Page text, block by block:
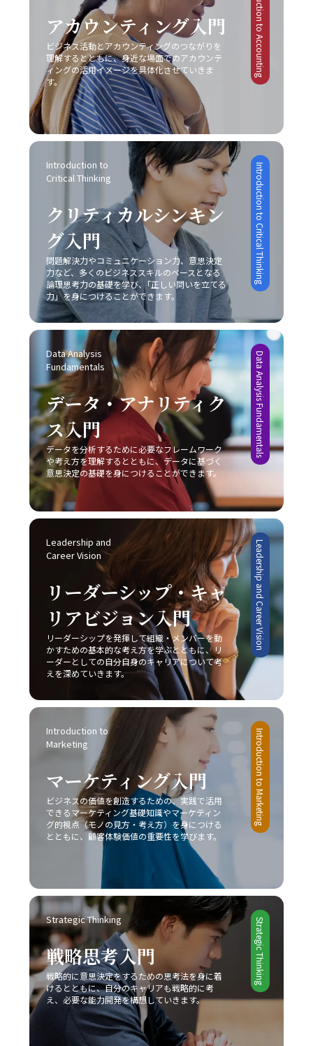
す。最終的に、若手ビジネスマンにとって重要なのは、一
方的なコミュニケーションではなく、双方の意図や認識を
共有しあう姿勢です。今回ご紹介したポイントを実践し、
「仕事で話が噛み合わない人との対処法」を日常の業務に
取り入れることで、組織内の信頼関係の再構築や業務効率
の向上を実現できるでしょう。常に自己のコミュニケーシ
ョンスキルを磨き、効果的な意思疎通を心がけることが、
ビジネスパーソンとしての成長に直結する重要な要素とな
ります。
の持つ特性や限界を理解し、状況に合わせた柔軟な対応が
必要不可欠となります。こうした注意点を踏まえて、自己
のコミュニケーション能力を継続的にブラッシュアップし
ていくことが、キャリアの成長に繋がるのです。 まとめ
本記事では、「ビジネスにおけるコミュニケーション能
力」における重要性と、その構成要素、さらには具体的な
現場での実践方法と注意点について解説しました。現代ビ
ジネスにおいて、コミュニケーションは単なる情報伝達で
はなく、相手に行動変容を促すための極めて高度なスキル
であり、論理的思考、感情表現、非言語的伝達、そして状
況に応じた柔軟な対応が求められます。特に、若手ビジネ
スマンはこの能力を磨くことで、上司や同僚、さらには対
外のステークホルダーとの信頼関係を築き、組織全体の業
績向上や自らのキャリアアップに直結させることが可能と
なります。 また、コミュニケーションの成功は意識的な目
的設定と適切な手法の選択に依存するため、日々の業務の
中で自らの発言や対話を振り返り、どのように相手に伝わ
っているかを検証する姿勢が不可欠です。若手ビジネスマ
ンとしては、まずは基本的なスキルを習得し、実践を重ね
ながら「論理」と「感情」のバランスを追求することが、
信頼構築および成果創出への近道であると言えます。今後
も、技術の進化とグローバル化が進む中で、多様なコミュ
ニケーション手法を状況に応じて使い分けるセンスを養
い、柔軟な対応力を持つことが求められるでしょう。 最終
的に、「ビジネスにおけるコミュニケーション能力」にお
ける本質は、発信者が目的を明確にし、受信者がその意図
を正確に理解するという双方の協調です。これを実現する
ためには、日々の実務の中での振り返りと研鑽が不可欠で
あり、自らのコミュニケーションスタイルを磨き上げるこ
とが、結果として組織全体のパフォーマンス向上に繋がる
のです。自分自身の成長と共に、組織全体での良好な情報
共有が促進されることにより、ビジネスの現場における成
果が確実に向上するでしょう。
激戦区でのシェア確保に大きな課題を突きつけられまし
た。これらの事例は、レッドオーシャンの戦い方において
は、単なるコスト削減や市場模倣だけでは不十分であり、
明確な差別化戦略と自社の独自性の追求が不可欠であるこ
とを示しています。 レッドオーシャンとブルーオーシャン
の使い分け レッドオーシャン市場における戦略と対比し
て、ブルーオーシャン戦略は競争のない新たな市場の創出
を目指すアプローチです。ブルーオーシャンでは、既存市
場の枠にとらわれずに新規需要を発掘することが重視され
るため、一見すると魅力的な選択肢に映ります。しかし、
どちらの戦略を採用するかは、自社の経営資源、強み、さ
らには市場環境の成熟度によって大きく左右されるため、
慎重な分析が求められます。レッドオーシャンの戦い方に
おいては、既存市場で確固たる地位を築くために、いかに
自社の独自性を打ち出し、競合他社との差別化を成功させ
るかが非常に重要な要素となります。 具体例として、大手
家電メーカーが技術力と広範な販売網という強みを持ちな
がらも、成熟市場での競争に挑むケースや、ベンチャー企
業が限定されたリソースを最大限に活かしてニッチ市場で
新たな需要を創造するケースなど、各企業は自社の特性に
応じた戦略を展開しています。このような事例からも、ど
の市場戦略を採るにしても、常に自社の強みと市場環境の
両面を的確に把握し、その上でレッドオーシャンの戦い方
を実践することが成功の鍵であることが明らかです。 実践
に向けた心構えと今後の展望 レッドオーシャンの戦い方を
実践するためには、単なる理論や事例の学習に留まらず、
実際のビジネス現場での迅速な対応と継続的な改善が求め
られます。まず、自社の強みや改善点を冷静に分析し、ど
の戦略が最も有効であるかを判断することが重要です。ま
た、顧客のニーズや市場動向の変化に敏感であること、そ
して柔軟な戦略の見直しが不可欠となります。市場は常に
変動し続けており、今日の成功が明日の成功を保証するも
のではないため、レッドオーシャンの戦い方においては常
に革新と挑戦の姿勢を維持しなければなりません。 今後、
AIやIoT、さらにはブロックチェーン技術など最先端技術の
進展が加速することで、ビジネス環境は一層複雑化すると
みられます。しかし、このような変動期においては、逆に
新たなビジネスモデルや市場ニーズが生まれるチャンスも
多く存在します。将来的には、従来のレッドオーシャンの
戦い方に加え、テクノロジーを駆使したデジタル戦略との
融合が、企業の競争力を左右する重要な要素となることは
間違いありません。そのため、今のうちから情報収集や市
場分析に注力し、柔軟かつ先見性のある戦略を構築するこ
とが求められます。 まとめ 本記事では、2025年という変
革の時代において、20代の若手ビジネスマンが直面する厳
しい市場環境の中で、「レッドオーシャンの戦い方」の重
要性とその具体的な戦略について解説してきました。レッ
ドオーシャンとは、既存市場における激しい競争環境を指
し、価格競争や限られた市場シェア、利益率の低下といっ
たリスクが伴います。このような中で成功するためには、
他社との差別化、コストリーダーシップ、ニッチ戦略など
自社の強みを最大限に活かすアプローチが不可欠です。ま
た、デジタル技術や最新の市場動向を取り入れることで、
従来の戦略だけでなく新たなビジネスモデルの構築が求め
られています。 今後のビジネスシーンは、一層熾烈な競争
と急速な市場変化が予想されるため、レッドオーシャン 戦
い方においても、常に柔軟な発想と先を見据えた戦略が必
要です。成功事例に見ると、スターバックス、コカ・コー
ラ、トヨタ自動車などが、自社の独自性を武器にして激戦
区を勝ち抜いていることからも、自社の強みをしっかりと
把握し、独自の価値提案を行うことの重要性が理解できる
でしょう。さらに、競合他社との違いを明確にし、適切な
タイミングで戦略の見直しと改善を図ることで、どのよう
な厳しい市場環境でも勝利を掴むことが可能となります。
最終的に、レッドオーシャンの戦い方においては、単なる
生存戦略ではなく、今後も持続的な成長を実現するための
基盤として、企業やビジネスパーソン自身が常に学び、挑
戦し続ける姿勢が求められます。現代の急激な変革期にお
いて、若手ビジネスマンが自らのキャリアと企業の成長を
支えるためにも、戦略的思考と柔軟な対応力を身につけ、
レッドオーシャンの荒波を乗り越えるための確固たる手法
要因が絡み合っているため、多角的な視点からの対策が必
要不可欠です。 ビジネス現場では、タスクを早期に処理す
る仕組みや、効率的なスケジュール管理システムの導入も
推奨されています。現代のITツールを活用し、リマインダ
ー機能やタイムマネジメントアプリを上手に利用すること
で、先延ばし癖を改善する一助となります。ただし、こう
したツールも万能ではなく、自身の内面的な問題と向き合
い、根本的な解決策を模索しなければ、「後回し癖 改善」
は真の意味で実現されないでしょう。 まとめ 「後回し癖
の改善」は、20代の若手ビジネスマンにとって極めて重要
なテーマです。タスクの先延ばしは、自己効力感の低下、
ストレスの蓄積、生産性の低下、さらにはキャリアの成長
機会の逸失といった深刻な影響を及ぼします。そのため、
自己管理能力の向上を図るためには、まず自分自身の心理
的背景や業務環境を冷静に分析することが不可欠です。ま
た、具体的な改善策としては、以下の8つの方法が有効で
あると考えられます。 まず、「とりあえずはじめてみる」
というシンプルながらも強力な方法があります。初動の一
歩を踏み出すことで、徐々にタスクへの抵抗感が薄れ、以
降の作業がスムーズに進む効果が期待できます。次に、簡
単に実行可能なタスクから取り掛かることにより、成功体
験を積み重ねる点も重要です。成功体験は自信を形成し、
やがて大きな課題に対しても積極的に取り組む原動力とな
ります。 さらに、やるべきタスクに専念できる環境を整え
ることも、先延ばし癖の改善に有効です。職場や自宅での
雑音や不要な割り込みを排除し、集中できる空間を確保す
る工夫は、業務効率の向上につながります。目標を細かく
設定し、進捗状況を明確に把握することで、自分自身の達
成度を視覚化し、モチベーションを維持することが可能で
す。また、締切を2段階で設定する方法も、タスクを段階
的に処理し、プロジェクト全体を効率的に管理するための
有効な手段と言えるでしょう。 完璧主義に陥らず、自分に
過度な厳しさを課さない点や、失敗を恐れずに挑戦する姿
勢を持つことも、先延ばし癖改善の鍵となります。たとえ
ば、多少のミスや失敗は成長過程の一部と捉え、次回への
学びとすることで、行動へのブレーキを緩めることができ
ます。さらに、周囲の信頼できる同僚や上司に適切に協力
を求めることで、タスクの分担や業務効率の向上にもつな
がり、結果として「後回し癖の改善」が促進されます。 総
じて、先延ばし癖の改善は単なる業務の効率化に留まら
ず、自己成長やキャリアアップ、そして精神的健康に直結
する課題です。20代の若手ビジネスマンは、日々の忙しさ
に追われる中で、この先延ばしという悪循環を断ち切り、
主体的かつ計画的な行動を身につけることが、将来的な成
功に不可欠であると言えるでしょう。一度自らの行動パタ
ーンを見直し、ここで紹介した8つの方法を実践すること
で、徐々に「後回し癖の改善」の効果を実感できるはずで
す。 最終的には、先延ばし癖を克服し、時間とエネルギー
を有効活用するための意識改革が求められます。焦らず、
一歩一歩着実に、自己改善のプロセスを進めることが重要
です。皆さんが今後、業務上の課題を迅速かつ効果的に解
決し、自己成長を加速させる一助となることを心より願っ
ています。この取り組みが、豊かなキャリア形成と充実し
た人生への道を切り開くための大きな一歩となるでしょ
う。
アカウンティング入門
ビジネス活動とアカウンティングのつながりを
理解するとともに、身近な場面でのアカウンテ
ィングの活用イメージを具体化させていきま
す。
Introduction to Accounting
Introduction to
Critical Thinking
クリティカルシンキン
グ入門
問題解決力やコミュニケーション力、意思決定
力など、多くのビジネススキルのベースとなる
論理思考力の基礎を学び、｢正しい問いを立てる
力」を身につけることができます。
Introduction to Critical Thinking
Data Analysis
Fundamentals
データ・アナリティク
ス入門
データを分析するために必要なフレームワーク
や考え方を理解するとともに、データに基づく
意思決定の基礎を身につけることができます。
Data Analysis Fundamentals
Leadership and
Career Vision
リーダーシップ・キャ
リアビジョン入門
リーダーシップを発揮して組織・メンバーを動
かすための基本的な考え方を学ぶとともに、リ
ーダーとしての自分自身のキャリアについて考
えを深めていきます。
Leadership and Career Vision
Introduction to
Marketing
マーケティング入門
ビジネスの価値を創造するための、実践で活用
できるマーケティング基礎知識やマーケティン
グ的視点（モノの見方・考え方）を身につける
とともに、顧客体験価値の重要性を学びます。
Introduction to Marketing
Strategic Thinking
戦略思考入門
戦略的に意思決定をするための思考法を身に着
けるとともに、自分のキャリアも戦略的に考
え、必要な能力開発を構想していきます。
Strategic Thinking